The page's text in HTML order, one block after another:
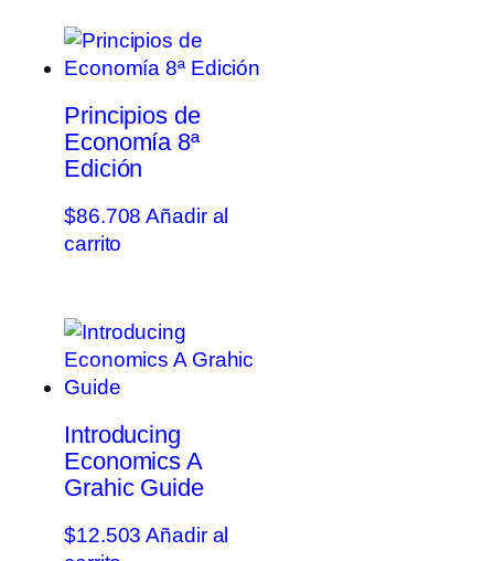
Principios de
Economía 8ª
Edición
$86.708 Añadir al
carrito
Introducing
Economics A
Grahic Guide
$12.503 Añadir al